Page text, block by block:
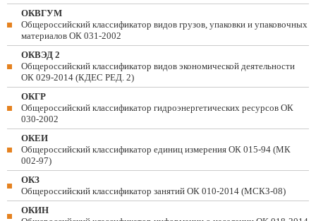
ОКВГУМ
Общероссийский классификатор видов грузов, упаковки и упаковочных
материалов ОК 031-2002
ОКВЭД 2
Общероссийский классификатор видов экономической деятельности
ОК 029-2014 (КДЕС РЕД. 2)
ОКГР
Общероссийский классификатор гидроэнергетических ресурсов ОК
030-2002
ОКЕИ
Общероссийский классификатор единиц измерения ОК 015-94 (МК
002-97)
ОКЗ
Общероссийский классификатор занятий ОК 010-2014 (МСКЗ-08)
ОКИН